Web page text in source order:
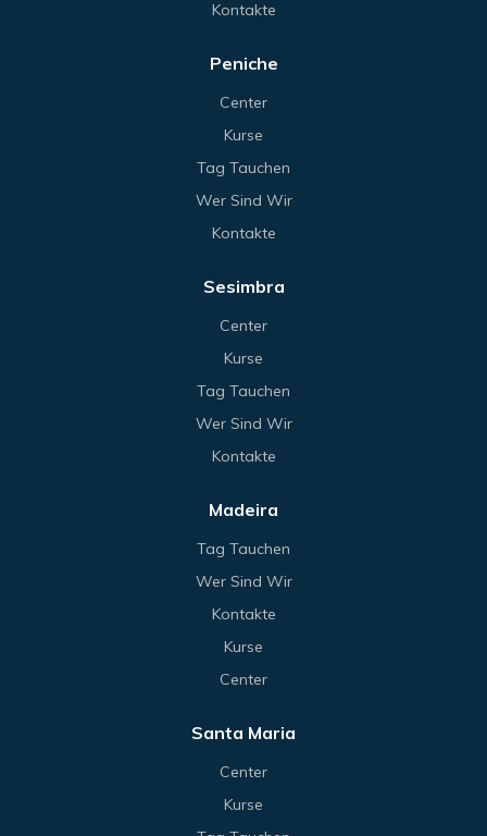
Kontakte
Peniche
Center
Kurse
Tag Tauchen
Wer Sind Wir
Kontakte
Sesimbra
Center
Kurse
Tag Tauchen
Wer Sind Wir
Kontakte
Madeira
Tag Tauchen
Wer Sind Wir
Kontakte
Kurse
Center
Santa Maria
Center
Kurse